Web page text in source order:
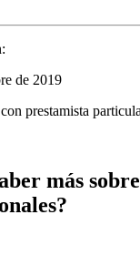
de 2019
prestamista
más